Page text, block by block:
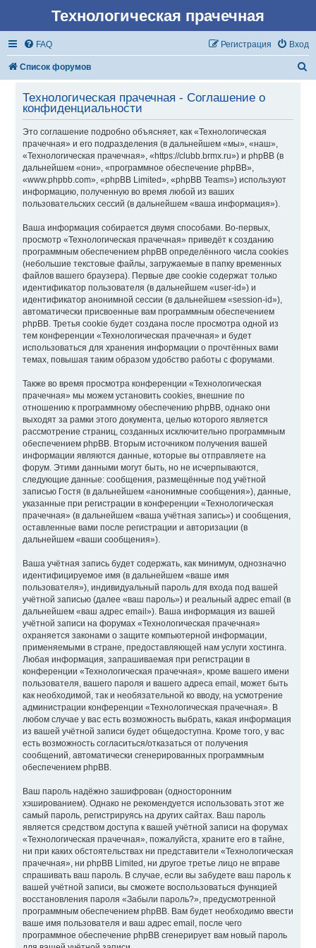
Технологическая прачечная
FAQ Вход
Регистрация
Список форумов
Технологическая прачечная - Соглашение о
конфиденциальности
Это соглашение подробно объясняет, как «Технологическая
прачечная» и его подразделения (в дальнейшем «мы», «наш»,
«Технологическая прачечная», «https://clubb.brmx.ru») и phpBB (в
дальнейшем «они», «программное обеспечение phpBB»,
«www.phpbb.com», «phpBB Limited», «phpBB Teams») используют
информацию, полученную во время любой из ваших
пользовательских сессий (в дальнейшем «ваша информация»).
Ваша информация собирается двумя способами. Во-первых,
просмотр «Технологическая прачечная» приведёт к созданию
программным обеспечением phpBB определённого числа cookies
(небольшие текстовые файлы, загружаемые в папку временных
файлов вашего браузера). Первые две cookie содержат только
идентификатор пользователя (в дальнейшем «user-id») и
идентификатор анонимной сессии (в дальнейшем «session-id»),
автоматически присвоенные вам программным обеспечением
phpBB. Третья cookie будет создана после просмотра одной из
тем конференции «Технологическая прачечная» и будет
использоваться для хранения информации о прочтённых вами
темах, повышая таким образом удобство работы с форумами.
Также во время просмотра конференции «Технологическая
прачечная» мы можем установить cookies, внешние по
отношению к программному обеспечению phpBB, однако они
выходят за рамки этого документа, целью которого является
рассмотрение страниц, созданных исключительно программным
обеспечением phpBB. Вторым источником получения вашей
информации являются данные, которые вы отправляете на
форум. Этими данными могут быть, но не исчерпываются,
следующие данные: сообщения, размещённые под учётной
записью Гостя (в дальнейшем «анонимные сообщения»), данные,
указанные при регистрации в конференции «Технологическая
прачечная» (в дальнейшем «ваша учётная запись») и сообщения,
оставленные вами после регистрации и авторизации (в
дальнейшем «ваши сообщения»).
Ваша учётная запись будет содержать, как минимум, однозначно
идентифицируемое имя (в дальнейшем «ваше имя
пользователя»), индивидуальный пароль для входа под вашей
учётной записью (далее «ваш пароль») и реальный адрес email (в
дальнейшем «ваш адрес email»). Ваша информация из вашей
учётной записи на форумах «Технологическая прачечная»
охраняется законами о защите компьютерной информации,
применяемыми в стране, предоставляющей нам услуги хостинга.
Любая информация, запрашиваемая при регистрации в
конференции «Технологическая прачечная», кроме вашего имени
пользователя, вашего пароля и вашего адреса email, может быть
как необходимой, так и необязательной ко вводу, на усмотрение
администрации конференции «Технологическая прачечная». В
любом случае у вас есть возможность выбрать, какая информация
из вашей учётной записи будет общедоступна. Кроме того, у вас
есть возможность согласиться/отказаться от получения
сообщений, автоматически сгенерированных программным
обеспечением phpBB.
Ваш пароль надёжно зашифрован (односторонним
хэшированием). Однако не рекомендуется использовать этот же
самый пароль, регистрируясь на других сайтах. Ваш пароль
является средством доступа к вашей учётной записи на форумах
«Технологическая прачечная», пожалуйста, храните его в тайне,
ни при каких обстоятельствах ни представители «Технологическая
прачечная», ни phpBB Limited, ни другое третье лицо не вправе
спрашивать ваш пароль. В случае, если вы забудете ваш пароль к
вашей учётной записи, вы сможете воспользоваться функцией
восстановления пароля «Забыли пароль?», предусмотренной
программным обеспечением phpBB. Вам будет необходимо ввести
ваше имя пользователя и ваш адрес email, после чего
программное обеспечение phpBB сгенерирует вам новый пароль